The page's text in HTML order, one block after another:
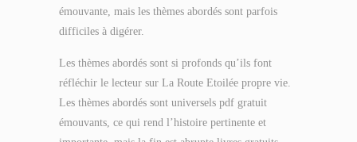
émouvante, mais les thèmes abordés sont parfois
difficiles à digérer.
Les thèmes abordés sont si profonds qu’ils font
réfléchir le lecteur sur La Route Etoilée propre vie.
Les thèmes abordés sont universels pdf gratuit
émouvants, ce qui rend l’histoire pertinente et